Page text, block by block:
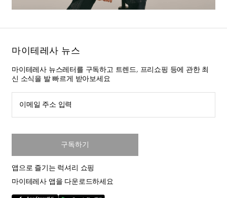
마이테레사 뉴스
마이테레사 뉴스레터를 구독하고 트렌드, 프리쇼핑 등에 관한 최
신 소식을 발 빠르게 받아보세요
이메일 주소 입력
구독하기
앱으로 즐기는 럭셔리 쇼핑
마이테레사 앱을 다운로드하세요